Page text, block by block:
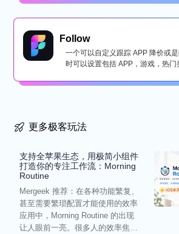
Follow
一个可以自定义跟踪 APP 降价或
时可以设置包括 APP，游戏，热门
更多极客玩法
支持全苹果生态，用极简小组件
打造你的专注工作流：Morning
Routine
Mergeek 推荐：在各种功能繁复、
甚至需要繁琐配置才能使用的效率
应用中，Morning Routine 的出现
让人眼前一亮。很多人的效率焦